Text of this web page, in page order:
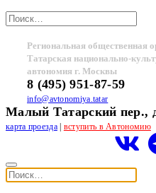
Региональная общественная
Татарская национально-
автономия г. Москвы
8 (495) 951-87-59
info@avtonomiya.tatar
Малый Татарский пер.,
карта проезда| вступить в Автономию